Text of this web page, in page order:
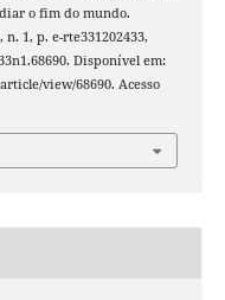
o fim do mundo.
n. 1, p. e-rte331202433,
Disponível em:
view/68690. Acesso